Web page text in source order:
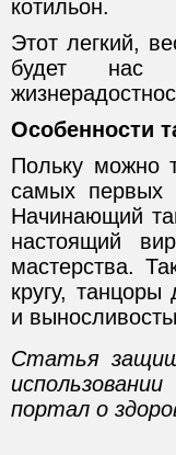
котильон.
Этот легкий,
будет нас
Особенности
Польку можно
самых первых
Начинающий
настоящий
мастерства.
кругу,
и
Статья
портал о